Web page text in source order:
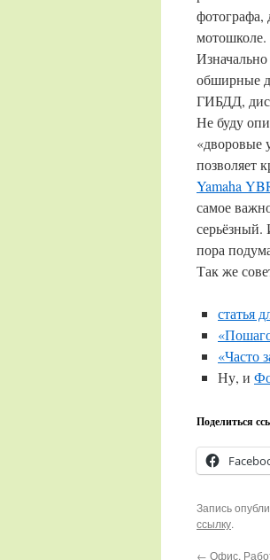
фотографа,
мотошколе.
обширные
ГИБДД,
Не буду
«дворовые
позволяет
Yamaha
самое
серьёзный.
пора
Так же
статья
«Часто
Ну, и
Поделиться
Запись
ссылку.
← Офис.